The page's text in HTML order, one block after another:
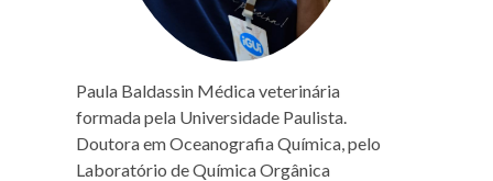
Paula Baldassin Médica veterinária
formada pela Universidade Paulista.
Doutora em Oceanografia Química, pelo
Laboratório de Química Orgânica